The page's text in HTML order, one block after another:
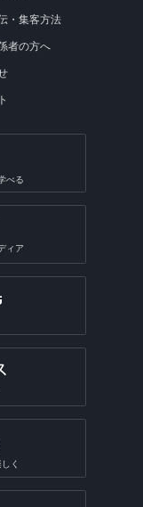
・集客方法
者の方へ
べる
ィア
く